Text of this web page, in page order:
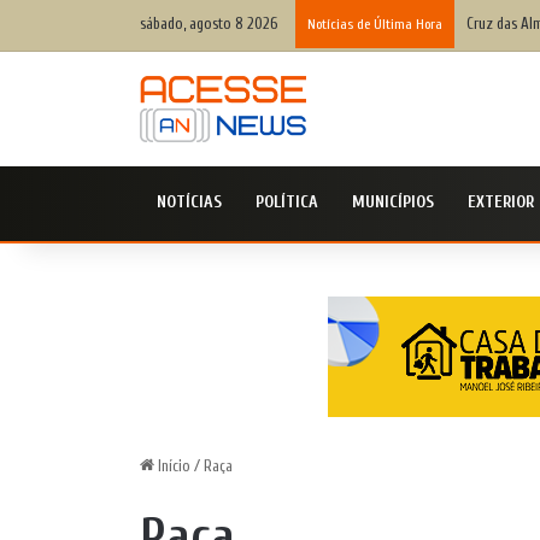
sábado, agosto 8 2026 Notícias de Última Hora Cruz das
NOTÍCIAS POLÍTICA MUNICÍPIOS EXTERIOR
Início / Raça